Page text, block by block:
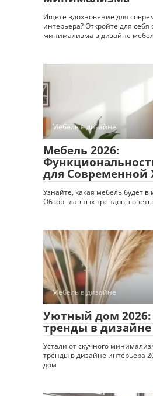
Ищете вдохновение для
интерьера? Откройте для
минимализма в дизайне
Мебель в дизайне
Мебель 2026:
для
Узнайте, какая мебель будет в
Обзор главных трендов,
Мебель в дизайне
Уютный дом 2026:
тренды в
Устали от скучного
тренды в дизайне интерьера
дом